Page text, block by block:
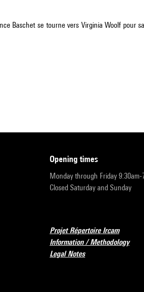
Baschet se tourne vers Virginia Woolf pour
opening times
Monday through Friday 9:30am-
Closed Saturday and Sunday
Projet Répertoire Ircam
Information / Methodology
Legal Notes